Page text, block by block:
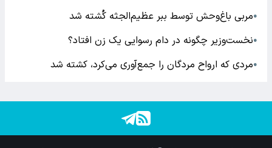
●مربی باغ‌وحش توسط ببر عظیم‌الجثه کُشته شد
●نخست‌وزیر چگونه در دام رسوایی یک زن افتاد؟
●مردی که ارواح مردگان را جمع‌آوری می‌کرد، کشته شد